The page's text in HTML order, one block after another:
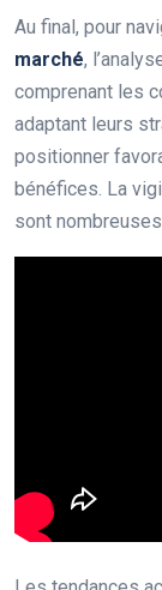
Au final, pour
marché,
comprenant les
adaptant leurs
positionner
bénéfices. La
sont